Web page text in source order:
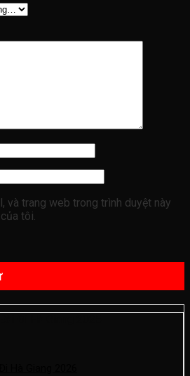
và trang web trong trình duyệt này
tôi.